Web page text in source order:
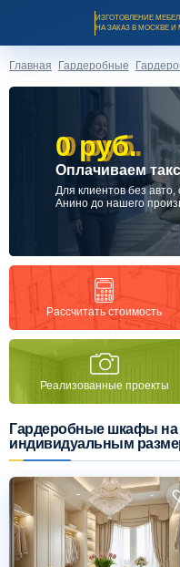
ИЗГОТОВЛЕНИЕ
НА ЗАКАЗ В МОСКВЕ И
Заказать
Каталог мебели на заказ
Оплата и доставка
Рассрочка и кредит
Схема работы
Акции и скидки
Портфолио
Главная Гардеробные
0 руб.
0 руб.
Оплачиваем
Для клиентов без
Анино до нашего
Рассчитать стоимость
Реализованные проекты
Гардеробные шкафы на
индивидуальным